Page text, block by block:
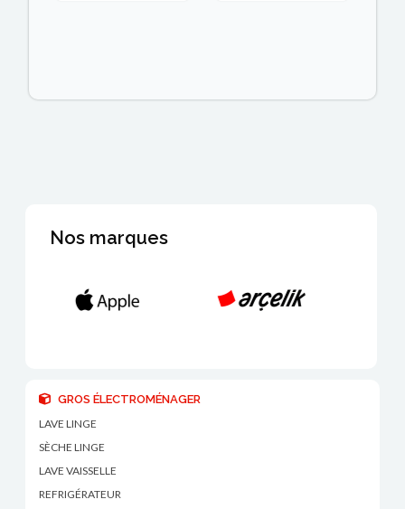
Nos marques
GROS ÉLECTROMÉNAGER
LAVE LINGE
SÈCHE LINGE
LAVE VAISSELLE
REFRIGÉRATEUR